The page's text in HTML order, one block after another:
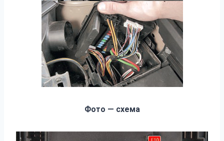
Фото — схема